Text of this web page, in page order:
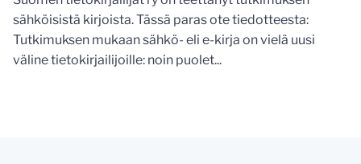
sähköisistä kirjoista. Tässä paras ote tiedotteesta:
Tutkimuksen mukaan sähkö- eli e-kirja on vielä uusi
väline tietokirjailijoille: noin puolet...